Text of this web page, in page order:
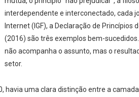
interdependente e interconectado, cada
Internet (IGF), a Declaração de Princípios
(2016) são três exemplos bem-
não acompanha o assunto, mas o
setor.
havia uma clara distinção entre a